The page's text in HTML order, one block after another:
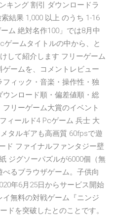
キング 割引 ダウンロードラ
結果 1,000 以上 のうち 1-16
ム 絶対名作100」では8月中
ームタイトルの中から、と
して紹介します フリーゲーム
ームを、コメントレビュー
ィック・音楽・操作性・独
ンロード順・偏差値順・総
リーゲーム大賞のイベント
ィールド4 Pcゲーム 兵士 大
タルギアも高画質 60fpsで遊
ド ファイナルファンタジー壁
ジグソーパズルが6000個（無
るブラウザゲーム。子供向
年6月25日からサービス開始
無料の対戦ゲーム『ニンジ
ドを突破したとのことです。